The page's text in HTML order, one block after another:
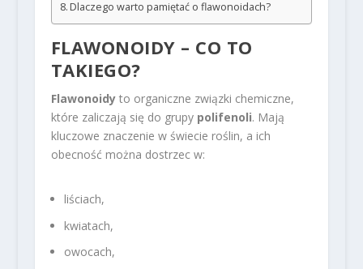
Dlaczego warto pamiętać o flawonoidach?
FLAWONOIDY – CO TO
TAKIEGO?
Flawonoidyto organiczne związki chemiczne,
które zaliczają się do grupy polifenoli. Mają
kluczowe znaczenie w świecie roślin, a ich
obecność można dostrzec w:
liściach,
kwiatach,
owocach,